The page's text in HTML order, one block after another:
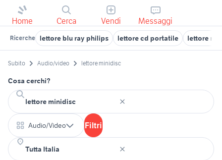
Home Cerca Vendi Messaggi
Ricerche lettore blu ray philips lettore cd portatile lettore
Subito Audio/video lettore minidisc
Cosa cerchi?
Audio/Video Filtri